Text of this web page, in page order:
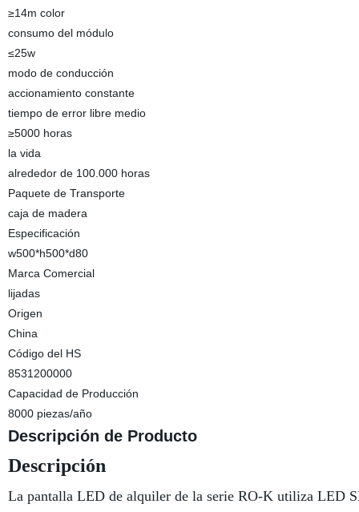
≥14m color
consumo del módulo
≤25w
modo de conducción
accionamiento constante
tiempo de error libre medio
≥5000 horas
la vida
alrededor de 100.000 horas
Paquete de Transporte
caja de madera
Especificación
w500*h500*d80
Marca Comercial
lijadas
Origen
China
Código del HS
8531200000
Capacidad de Producción
8000 piezas/año
Descripción de Producto
Descripción
La pantalla LED de alquiler de la serie RO-K utiliza LED